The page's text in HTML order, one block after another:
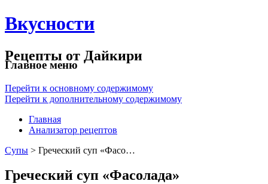
Вкусности
Рецепты от Дайкири
Главное меню
Перейти к основному содержимому
Перейти к дополнительному содержимому
Главная
Анализатор рецептов
Супы > Греческий суп «Фасо…
Греческий суп «Фасолада»